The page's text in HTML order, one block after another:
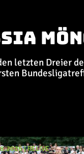
letzten Dreier
|RELIVE